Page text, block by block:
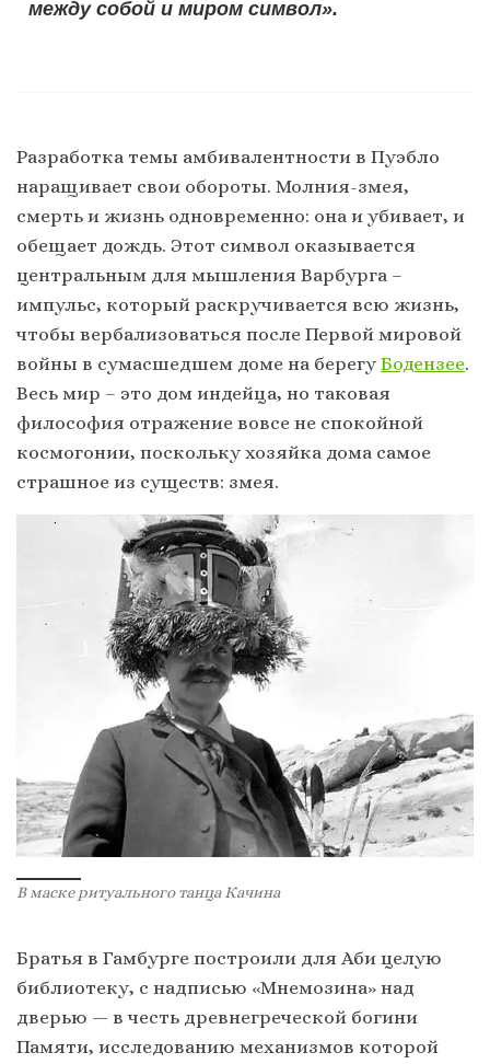
между собой и миром символ».
Разработка темы амбивалентности в Пуэбло
наращивает свои обороты. Молния-змея,
смерть и жизнь одновременно: она и убивает, и
обещает дождь. Этот символ оказывается
центральным для мышления Варбурга –
импульс, который раскручивается всю жизнь,
чтобы вербализоваться после Первой мировой
войны в сумасшедшем доме на берегуБодензее.
Весь мир – это дом индейца, но таковая
философия отражение вовсе не спокойной
космогонии, поскольку хозяйка дома самое
страшное из существ: змея.
В маске ритуального танца Качина
Братья в Гамбурге построили для Аби целую
библиотеку, с надписью «Мнемозина» над
дверью — в честь древнегреческой богини
Памяти, исследованию механизмов которой